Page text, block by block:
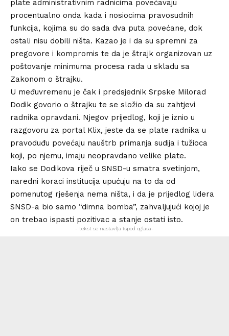
plate administrativnim radnicima povećavaju
procentualno onda kada i nosiocima pravosudnih
funkcija, kojima su do sada dva puta povećane, dok
ostali nisu dobili ništa. Kazao je i da su spremni za
pregovore i kompromis te da je štrajk organizovan uz
poštovanje minimuma procesa rada u skladu sa
Zakonom o štrajku.
U međuvremenu je čak i predsjednik Srpske Milorad
Dodik govorio o štrajku te se složio da su zahtjevi
radnika opravdani. Njegov prijedlog, koji je iznio u
razgovoru za portal Klix, jeste da se plate radnika u
pravoduđu povećaju nauštrb primanja sudija i tužioca
koji, po njemu, imaju neopravdano velike plate.
Iako se Dodikova riječ u SNSD-u smatra svetinjom,
naredni koraci institucija upućuju na to da od
pomenutog rješenja nema ništa, i da je prijedlog lidera
SNSD-a bio samo “dimna bomba”, zahvaljujući kojoj je
on trebao ispasti pozitivac a stanje ostati isto.
- tekst se nastavlja ispod oglasa-